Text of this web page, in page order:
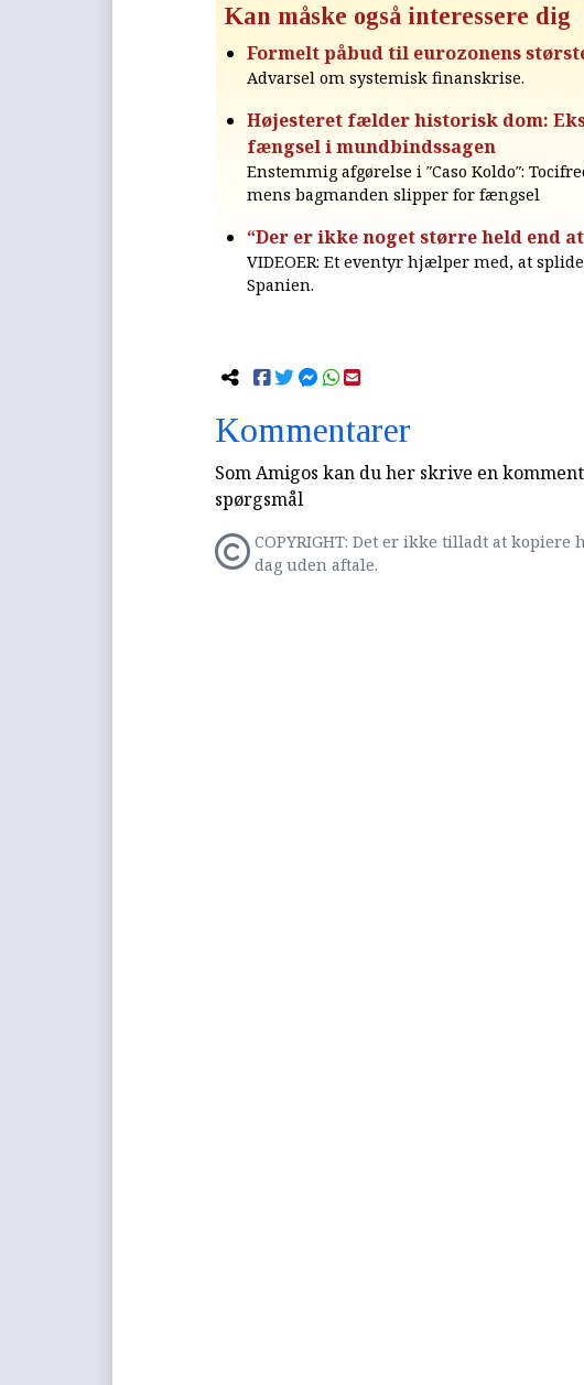
Kan måske også interessere dig
Formelt påbud til eurozonens
Advarsel om systemisk finanskrise.
Højesteret fælder historisk dom:
fængsel i mundbindssagen
Enstemmig afgørelse i ″Caso Koldo″:
mens bagmanden slipper for fængsel
“Der er ikke noget større held end
VIDEOER: Et eventyr hjælper med, at
Spanien.
Kommentarer
Som Amigos kan du her skrive en
spørgsmål
COPYRIGHT: Det er ikke tilladt at
dag uden aftale.